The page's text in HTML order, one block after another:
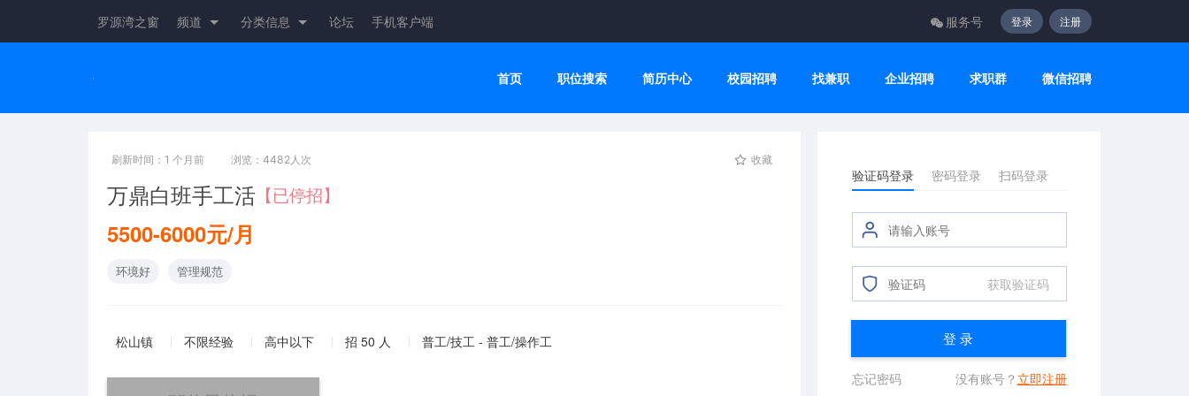
罗源湾之窗 频道 分类信息 论坛 手机客户端 服务号 登录 注册
首页 职位搜索 简历中心 校园招聘 找兼职 企业招聘 求职群 微信招聘
刷新时间：1 个月前 浏览：4482人次 收藏
万鼎白班手工活【已停招】
5500-6000元/月
环境好 管理规范
松山镇 不限经验 高中以下 招 50 人 普工/技工 - 普工/操作工
验证码登录 密码登录 扫码登录
获取验证码
登 录
忘记密码 没有账号？ 立即注册